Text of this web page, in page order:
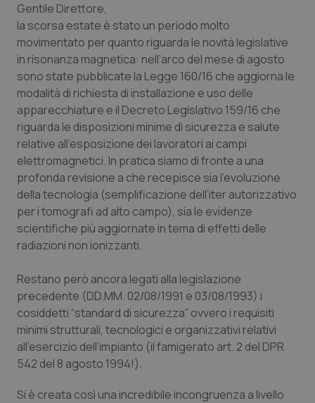
Studi e Analisi
Lettere al direttore
Edizioni Regionali
QS Pro
Professionisti Sanitari.AI
Abruzzo
Basilicata
Calabria
Campania
Emilia-Romagna
Friuli Venezia Giulia
QS Pro Gold
Artrite & artrosi
Asma & BPCO
Car-T
Colesterolo & coronaropatie
Dermatite Atopica
QS Club Newsletter
Gentile Direttore,
la scorsa estate è stato un periodo molto
movimentato per quanto riguarda le novità legislative
in risonanza magnetica: nell’arco del mese di agosto
sono state pubblicate la Legge 160/16 che aggiorna le
modalità di richiesta di installazione e uso delle
apparecchiature e il Decreto Legislativo 159/16 che
riguarda le disposizioni minime di sicurezza e salute
relative all’esposizione dei lavoratori ai campi
elettromagnetici. In pratica siamo di fronte a una
profonda revisione a che recepisce sia l’evoluzione
della tecnologia (semplificazione dell’iter autorizzativo
per i tomografi ad alto campo), sia le evidenze
scientifiche più aggiornate in tema di effetti delle
radiazioni non ionizzanti.
Restano però ancora legati alla legislazione
precedente (DD.MM. 02/08/1991 e 03/08/1993) i
cosiddetti “standard di sicurezza” ovvero i requisiti
minimi strutturali, tecnologici e organizzativi relativi
all’esercizio dell’impianto (il famigerato art. 2 del DPR
542 del 8 agosto 1994!).
Si è creata così una incredibile incongruenza a livello